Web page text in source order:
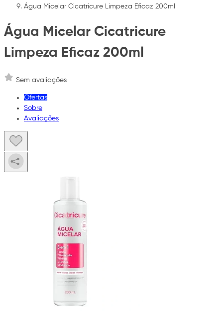
Água Micelar Cicatricure Limpeza Eficaz 200ml
Água Micelar Cicatricure
Limpeza Eficaz 200ml
Sem avaliações
Ofertas
Sobre
Avaliações